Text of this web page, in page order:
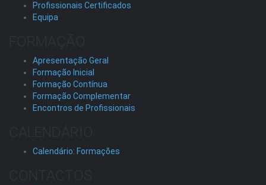
Profissionais Certificados
Equipa
Apresentação Geral
Formação Inicial
Formação Contínua
Formação Complementar
Encontros de Profissionais
Calendário: Formações